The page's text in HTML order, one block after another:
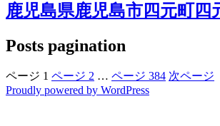
鹿児島県鹿児島市四元町四
Posts pagination
ページ 1 ページ 2 … ページ 384 次ページ
Proudly powered by WordPress